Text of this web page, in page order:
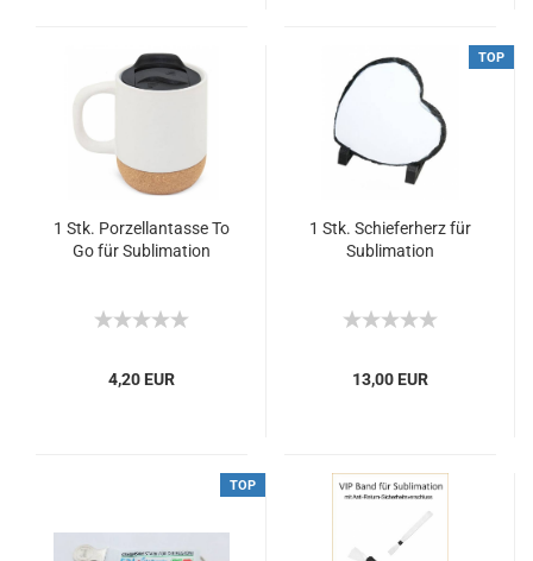
1 Stk. Porzellantasse To
Go für Sublimation
4,20 EUR
TOP
1 Stk. Schieferherz für
Sublimation
13,00 EUR
TOP